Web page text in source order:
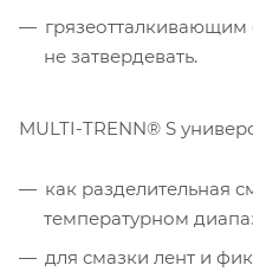
грязеотталкивающим
не затвердевать.
MULTI-TRENN® S
как разделительная
температурном
для смазки лент и